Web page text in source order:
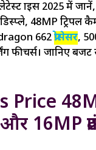
प्राइस 2025 में
48MP ट्रिपल
662प्रोसेसर,
फीचर्स। जानिए बजट
Price
16MP